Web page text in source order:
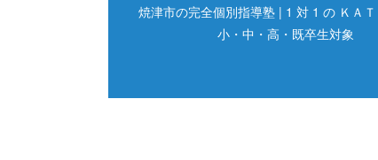
焼津市の完全個別指導塾 | 1 対 1 の ＫＡ
小・中・高・既卒生対象